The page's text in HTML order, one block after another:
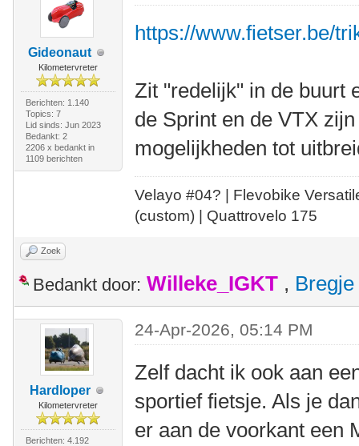
Gideonaut
Kilometervreter
Berichten: 1.140
Topics: 7
Lid sinds: Jun 2023
Bedankt: 2
2206 x bedankt in
1109 berichten
https://www.fietser.be/
Zit "redelijk" in de buurt
de Sprint en de VTX
mogelijkheden tot
Velayo #04? | Flevobike
(custom) | Quattrovelo 175
Zoek
Bedankt door: Willeke_IGKT , Bregje
Hardloper
Kilometervreter
Berichten: 4.192
24-Apr-2026, 05:14 PM
Zelf dacht ik ook aan
sportief fietsje. Als je
er aan de voorkant een